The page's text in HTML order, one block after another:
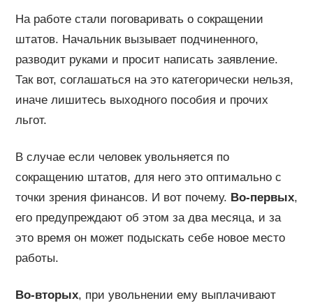
На работе стали поговаривать о сокращении
штатов. Начальник вызывает подчиненного,
разводит руками и просит написать заявление.
Так вот, соглашаться на это категорически нельзя,
иначе лишитесь выходного пособия и прочих
льгот.
В случае если человек увольняется по
сокращению штатов, для него это оптимально с
точки зрения финансов. И вот почему. Во-первых,
его предупреждают об этом за два месяца, и за
это время он может подыскать себе новое место
работы.
Во-вторых, при увольнении ему выплачивают